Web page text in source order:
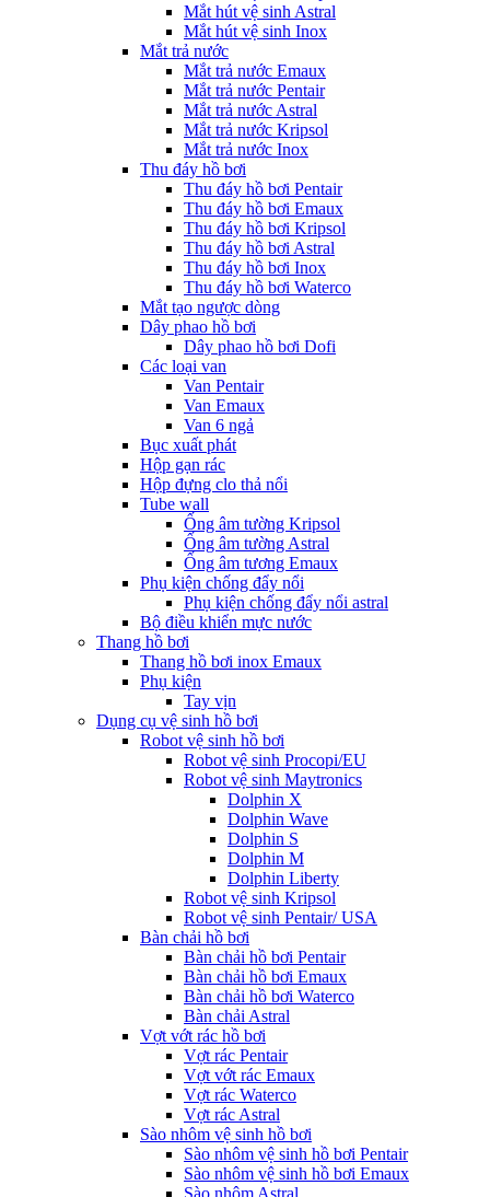
Mắt hút vệ sinh Astral
Mắt hút vệ sinh Inox
Mắt trả nước
Mắt trả nước Emaux
Mắt trả nước Pentair
Mắt trả nước Astral
Mắt trả nước Kripsol
Mắt trả nước Inox
Thu đáy hồ bơi
Thu đáy hồ bơi Pentair
Thu đáy hồ bơi Emaux
Thu đáy hồ bơi Kripsol
Thu đáy hồ bơi Astral
Thu đáy hồ bơi Inox
Thu đáy hồ bơi Waterco
Mắt tạo ngược dòng
Dây phao hồ bơi
Dây phao hồ bơi Dofi
Các loại van
Van Pentair
Van Emaux
Van 6 ngả
Bục xuất phát
Hộp gạn rác
Hộp đựng clo thả nổi
Tube wall
Ống âm tường Kripsol
Ống âm tường Astral
Ống âm tương Emaux
Phụ kiện chống đẩy nổi
Phụ kiện chống đẩy nổi astral
Bộ điều khiển mực nước
Thang hồ bơi
Thang hồ bơi inox Emaux
Phụ kiện
Tay vịn
Dụng cụ vệ sinh hồ bơi
Robot vệ sinh hồ bơi
Robot vệ sinh Procopi/EU
Robot vệ sinh Maytronics
Dolphin X
Dolphin Wave
Dolphin S
Dolphin M
Dolphin Liberty
Robot vệ sinh Kripsol
Robot vệ sinh Pentair/ USA
Bàn chải hồ bơi
Bàn chải hồ bơi Pentair
Bàn chải hồ bơi Emaux
Bàn chải hồ bơi Waterco
Bàn chải Astral
Vợt vớt rác hồ bơi
Vợt rác Pentair
Vợt vớt rác Emaux
Vợt rác Waterco
Vợt rác Astral
Sào nhôm vệ sinh hồ bơi
Sào nhôm vệ sinh hồ bơi Pentair
Sào nhôm vệ sinh hồ bơi Emaux
Sào nhôm Astral